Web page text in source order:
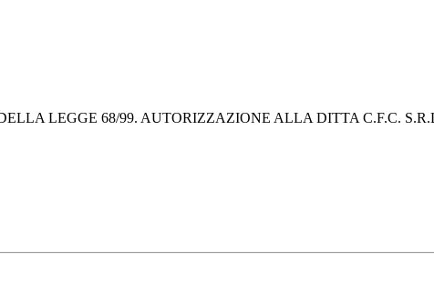
LEGGE 68/99. AUTORIZZAZIONE ALLA DITTA C.F.C.